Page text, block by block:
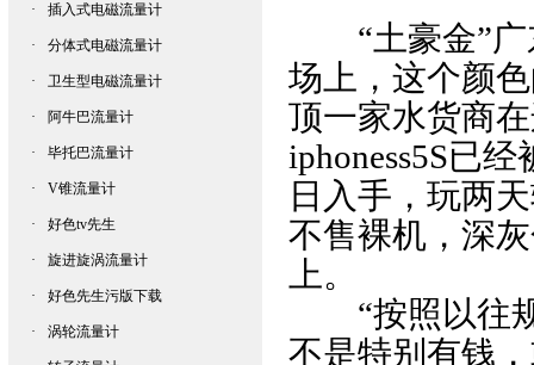
· 插入式电磁流量计
· 分体式电磁流量计
· 卫生型电磁流量计
· 阿牛巴流量计
· 毕托巴流量计
· V锥流量计
· 好色tv先生
· 旋进旋涡流量计
· 好色先生污版下载
· 涡轮流量计
“土豪金”广东全
场上，这个颜
顶一家水货商
iphoness5S已经
日入手，玩
不售裸机，
上。
“按照以往规律
不是特别有钱